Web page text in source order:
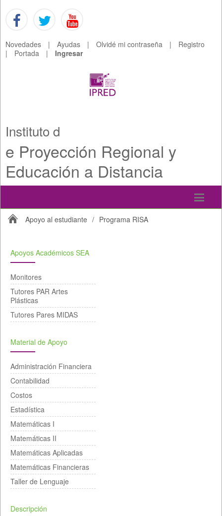
Novedades | Ayudas | Olvidé mi contraseña |
Registro
|
Portada | Ingresar
Instituto d
e Proyección Regional y
Educación a Distancia
Apoyo al estudiante / Programa RISA
Apoyos Académicos SEA
Monitores
Tutores PAR Artes
Plásticas
Tutores Pares MIDAS
Material de Apoyo
Administración Financiera
Contabilidad
Costos
Estadística
Matemáticas I
Matemáticas II
Matemáticas Aplicadas
Matemáticas Financieras
Taller de Lenguaje
Descripción